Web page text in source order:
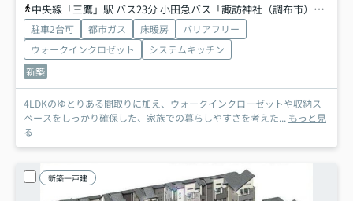
中央線「三鷹」駅 バス23分 小田急バス「諏訪神社（調布市）」 停歩4分
駐車2台可 都市ガス 床暖房
バリアフリー
ウォークインクロゼット
システムキッチン
新築
4LDKのゆとりある間取りに加え、ウォークインクローゼットや収納ス
ペースをしっかり確保した、家族での暮らしやすさを考えた... もっと見
る
新築一戸建